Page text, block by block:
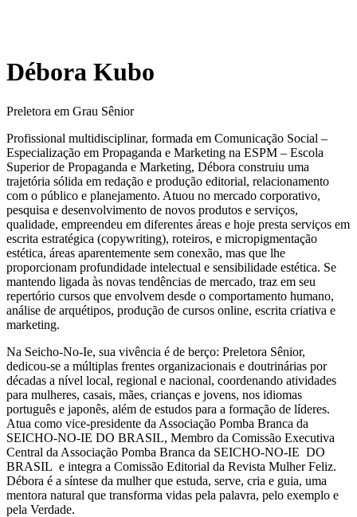
Débora Kubo
Preletora em Grau Sênior
Profissional multidisciplinar, formada em Comunicação Social –
Especialização em Propaganda e Marketing na ESPM – Escola
Superior de Propaganda e Marketing, Débora construiu uma
trajetória sólida em redação e produção editorial, relacionamento
com o público e planejamento. Atuou no mercado corporativo,
pesquisa e desenvolvimento de novos produtos e serviços,
qualidade, empreendeu em diferentes áreas e hoje presta serviços em
escrita estratégica (copywriting), roteiros, e micropigmentação
estética, áreas aparentemente sem conexão, mas que lhe
proporcionam profundidade intelectual e sensibilidade estética. Se
mantendo ligada às novas tendências de mercado, traz em seu
repertório cursos que envolvem desde o comportamento humano,
análise de arquétipos, produção de cursos online, escrita criativa e
marketing.
Na Seicho-No-Ie, sua vivência é de berço: Preletora Sênior,
dedicou-se a múltiplas frentes organizacionais e doutrinárias por
décadas a nível local, regional e nacional, coordenando atividades
para mulheres, casais, mães, crianças e jovens, nos idiomas
português e japonês, além de estudos para a formação de líderes.
Atua como vice-presidente da Associação Pomba Branca da
SEICHO-NO-IE DO BRASIL, Membro da Comissão Executiva
Central da Associação Pomba Branca da SEICHO-NO-IE DO
BRASIL e integra a Comissão Editorial da Revista Mulher Feliz.
Débora é a síntese da mulher que estuda, serve, cria e guia, uma
mentora natural que transforma vidas pela palavra, pelo exemplo e
pela Verdade.